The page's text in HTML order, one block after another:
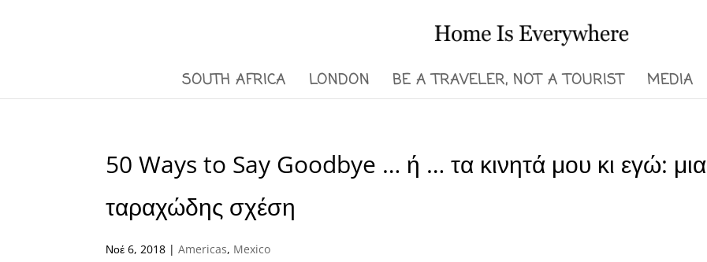
SOUTH AFRICA LONDON BE A TRAVELER, NOT A TOURIST MEDIA
50 Ways to Say Goodbye … ή … τα κινητά μου κι εγώ: μια
ταραχώδης σχέση
Νοέ 6, 2018 |Americas, Mexico